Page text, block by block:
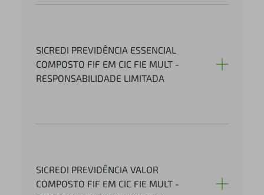
SICREDI PREVIDÊNCIA ESSENCIAL
COMPOSTO FIF EM CIC FIE MULT -
RESPONSABILIDADE LIMITADA
SICREDI PREVIDÊNCIA VALOR
COMPOSTO FIF EM CIC FIE MULT -